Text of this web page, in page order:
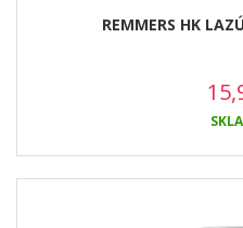
REMMERS HK